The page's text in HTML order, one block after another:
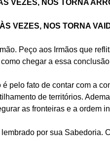
VEZES, NOS TORNA
VEZES, NOS TORNA
Peço aos Irmãos que
chegar a essa
é pelo fato de contar com a
de territórios.
as fronteiras e a ordem
por sua Sabedoria.